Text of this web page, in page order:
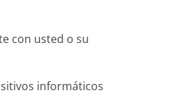
con usted o su
informáticos